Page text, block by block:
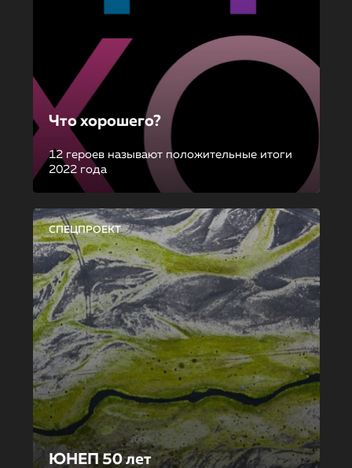
Что хорошего?
12 героев называют положительные итоги
2022 года
СПЕЦПРОЕКТ
ЮНЕП 50 лет